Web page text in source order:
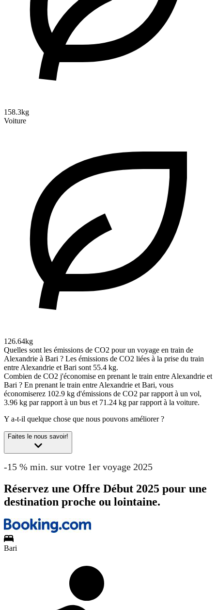
158.3kg
Voiture
126.64kg
Quelles sont les émissions de CO2 pour un voyage en train de
Alexandrie à Bari ? Les émissions de CO2 liées à la prise du train
entre Alexandrie et Bari sont 55.4 kg.
Combien de CO2 j'économise en prenant le train entre Alexandrie et
Bari ? En prenant le train entre Alexandrie et Bari, vous
économiserez 102.9 kg d'émissions de CO2 par rapport à un vol,
3.96 kg par rapport à un bus et 71.24 kg par rapport à la voiture.
Y a-t-il quelque chose que nous pouvons améliorer ?
Faites le nous savoir!
-15 % min. sur votre 1er voyage 2025
Réservez une Offre Début 2025 pour une
destination proche ou lointaine.
Bari